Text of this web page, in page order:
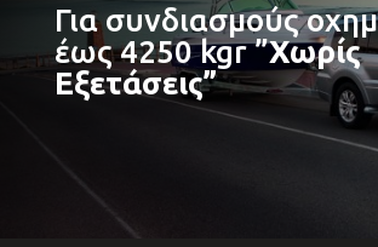
Για συνδιασμούς
έως 4250 kgr ”Χωρίς
Εξετάσεις”